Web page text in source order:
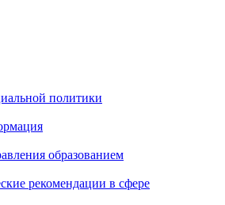
политики
образованием
рекомендации в сфере